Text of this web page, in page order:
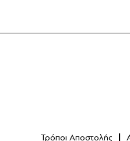
Τρόποι Αποστολής